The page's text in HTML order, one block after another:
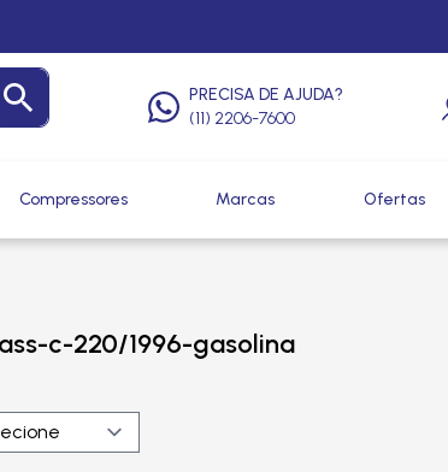
PRECISA DE AJUDA?
(11) 2206-7600
Compressores Marcas Ofertas
c-220/1996-gasolina